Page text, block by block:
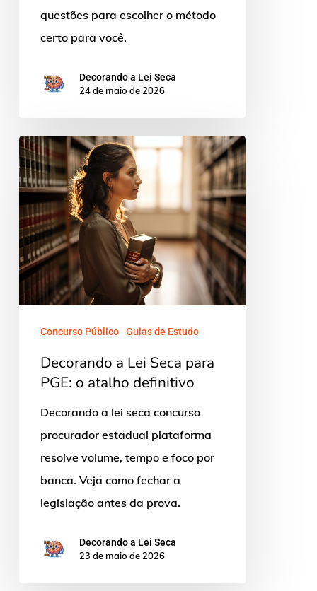
questões para escolher o método
certo para você.
Decorando a Lei Seca
24 de maio de 2026
Decorando
a
Lei
Seca
para
PGE:
o
atalho
definitivo
Concurso Público Guias de Estudo
Decorando a Lei Seca para
PGE: o atalho definitivo
Decorando a lei seca concurso
procurador estadual plataforma
resolve volume, tempo e foco por
banca. Veja como fechar a
legislação antes da prova.
Decorando a Lei Seca
23 de maio de 2026